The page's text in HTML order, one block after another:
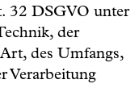
32 DSGVO unter
der
des Umfangs,
Verarbeitung